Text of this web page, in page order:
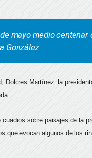
mayo medio centenar
González
Dolores Martínez, la
sobre paisajes de la
que evocan algunos de los